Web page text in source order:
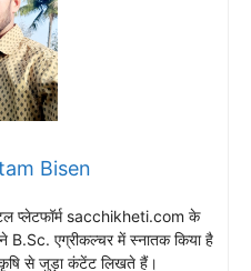
Bisen
प्लेटफॉर्म sacchikheti.com के
एग्रीकल्चर में स्नातक किया है
से जुड़ा कंटेंट लिखते हैं।